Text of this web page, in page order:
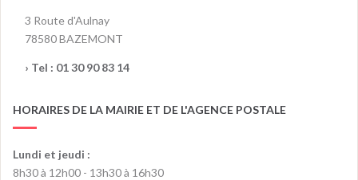
3 Route d'Aulnay
78580 BAZEMONT
› Tel : 01 30 90 83 14
HORAIRES DE LA MAIRIE ET DE L'AGENCE POSTALE
Lundi et jeudi :
8h30 à 12h00 - 13h30 à 16h30